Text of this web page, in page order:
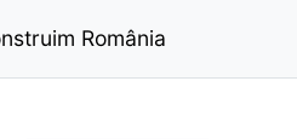
România